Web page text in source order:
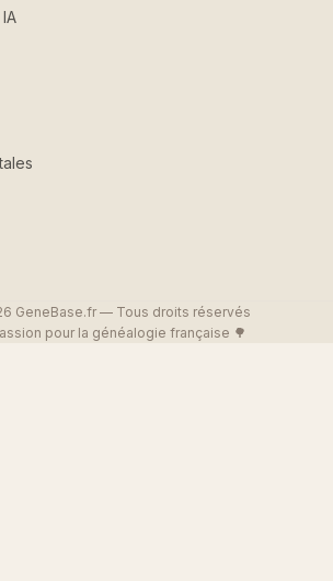
GeneBase.fr — Tous droits réservés
pour la généalogie française 🌳